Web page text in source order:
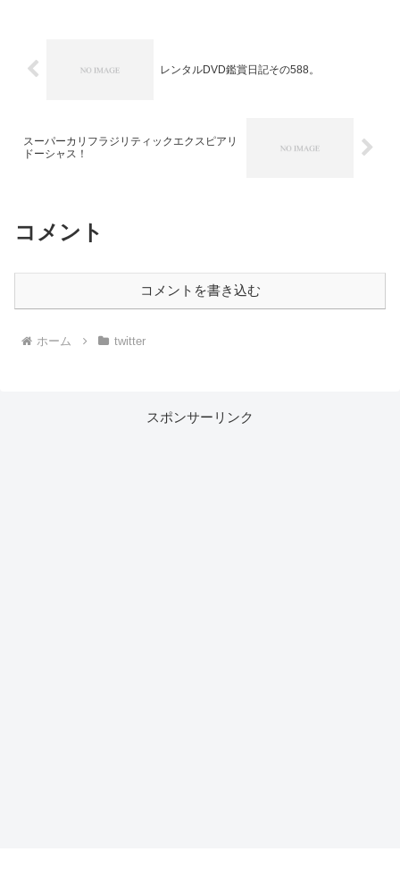
レンタルDVD鑑賞日記その588。
スーパーカリフラジリティックエクスピアリ
ドーシャス！
コメント
コメントを書き込む
ホーム twitter
スポンサーリンク